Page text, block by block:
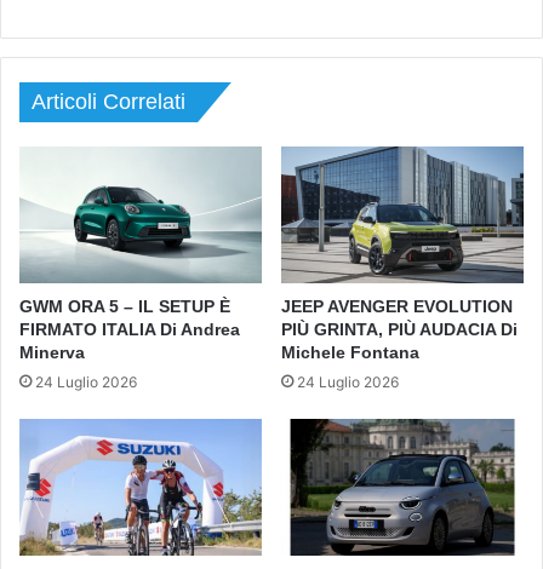
Articoli Correlati
GWM ORA 5 – IL SETUP È
FIRMATO ITALIA Di Andrea
Minerva
24 Luglio 2026
JEEP AVENGER EVOLUTION
PIÙ GRINTA, PIÙ AUDACIA Di
Michele Fontana
24 Luglio 2026